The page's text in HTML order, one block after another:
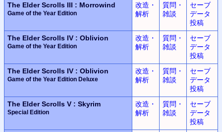
The Elder Scrolls III : Morrowind
Game of the Year Edition
改造・
解析
質問・
雑談
セーブ
データ
投稿
The Elder Scrolls IV : Oblivion
Game of the Year Edition
改造・
解析
質問・
雑談
セーブ
データ
投稿
The Elder Scrolls IV : Oblivion
Game of the Year Edition Deluxe
改造・
解析
質問・
雑談
セーブ
データ
投稿
The Elder Scrolls V : Skyrim
Special Edition
改造・
解析
質問・
雑談
セーブ
データ
投稿